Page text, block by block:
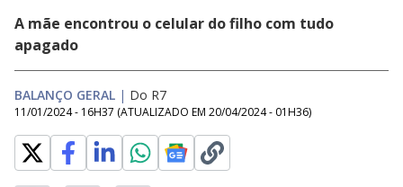
A mãe encontrou o celular do filho com tudo
apagado
BALANÇO GERAL | Do R7
11/01/2024 - 16H37 (ATUALIZADO EM 20/04/2024 - 01H36)